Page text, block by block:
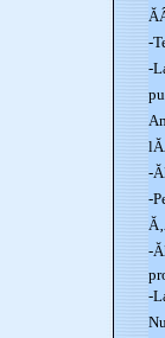
-
-
-
-
-
-